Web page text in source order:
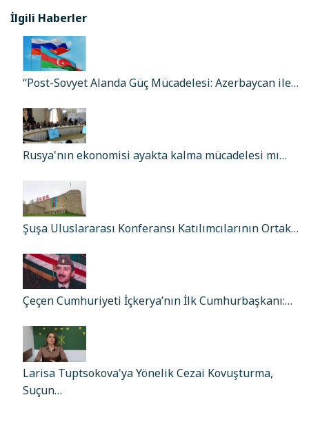
İlgili Haberler
“Post-Sovyet Alanda Güç Mücadelesi: Azerbaycan ile…
Rusya'nın ekonomisi ayakta kalma mücadelesi mı…
Şuşa Uluslararası Konferansı Katılımcılarının Ortak…
Çeçen Cumhuriyeti İçkerya’nın İlk Cumhurbaşkanı:…
Larisa Tuptsokova'ya Yönelik Cezai Kovuşturma,
Suçun…